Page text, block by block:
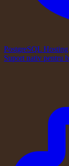
PostgreSQL Hosting
Suport nativ pentru